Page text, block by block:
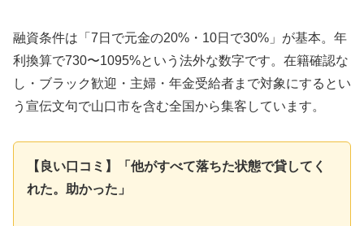
融資条件は「7日で元金の20%・10日で30%」が基本。年
利換算で730〜1095%という法外な数字です。在籍確認な
し・ブラック歓迎・主婦・年金受給者まで対象にするとい
う宣伝文句で山口市を含む全国から集客しています。
【良い口コミ】「他がすべて落ちた状態で貸してく
れた。助かった」